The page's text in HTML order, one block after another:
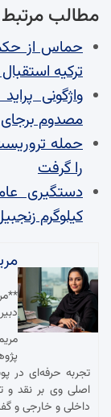
مطالب مرتبط
ترکیه
واژگونی
مصدوم
حمله
را گرفت
کیلوگرم
تجربه حرفه‌ای در
اصلی وی بر نقد و
داخلی و خارجی و